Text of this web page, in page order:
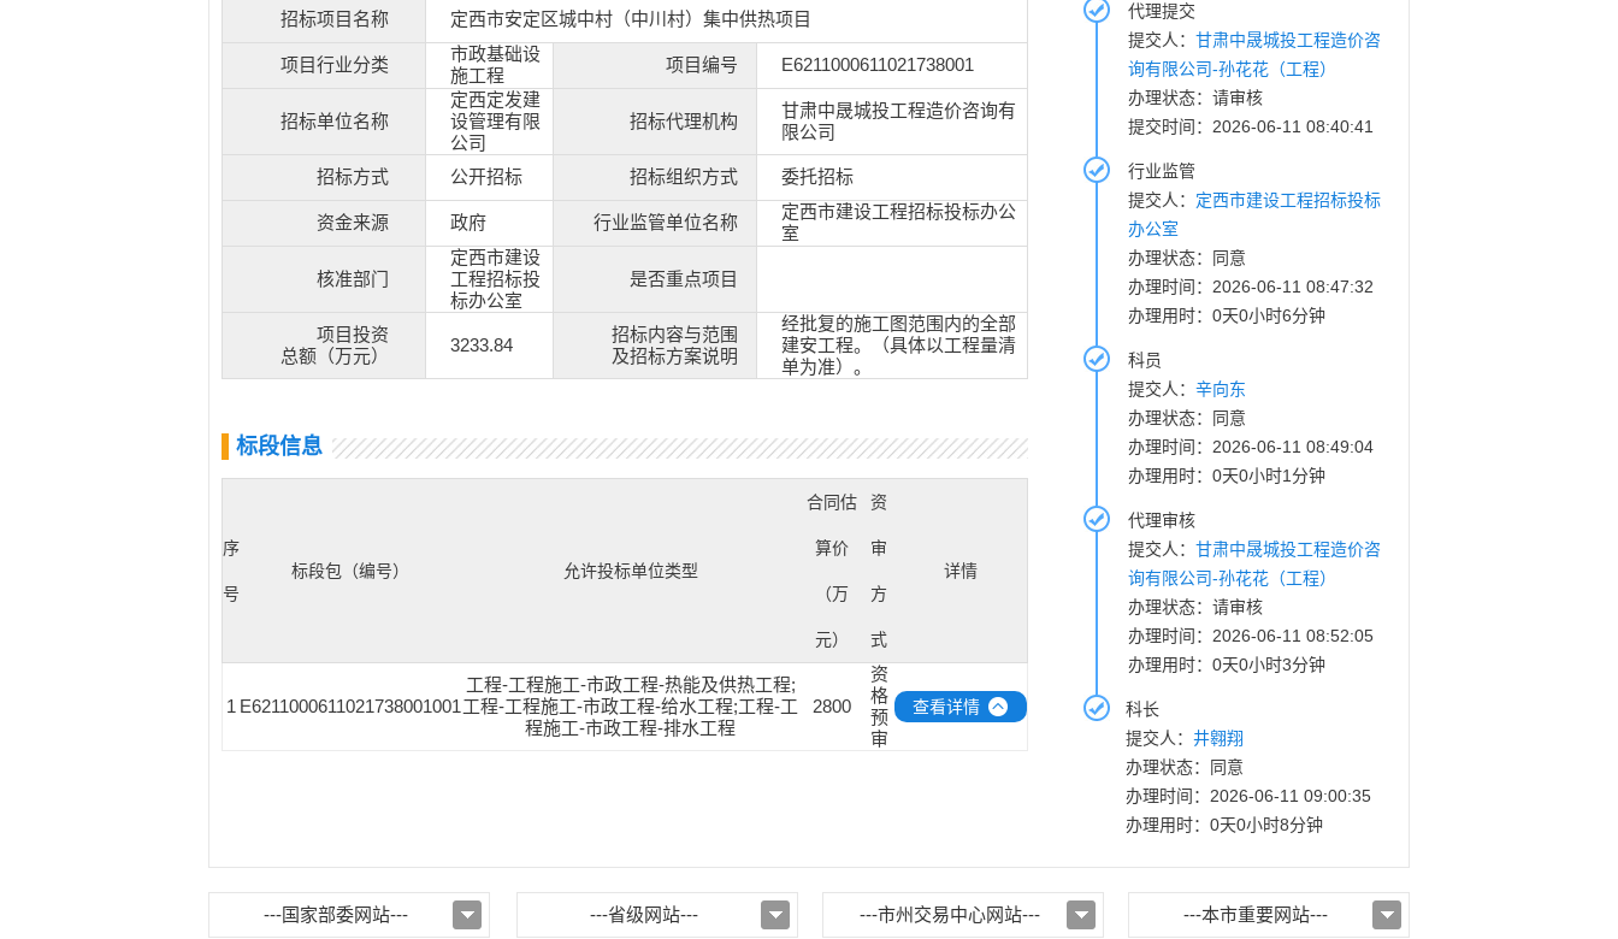
招标项目名称 定西市安定区城中村（中川村）集中供热项目
项目行业分类
市政基础设
施工程
项目编号 E6211000611021738001
招标单位名称
定西定发建
设管理有限
公司
招标代理机构
甘肃中晟城投工程造价咨询有
限公司
招标方式 公开招标 招标组织方式 委托招标
资金来源 政府 行业监管单位名称
定西市建设工程招标投标办公
室
核准部门
定西市建设
工程招标投
标办公室
是否重点项目
项目投资
总额（万元）
3233.84
招标内容与范围
及招标方案说明
经批复的施工图范围内的全部
建安工程。（具体以工程量清
单为准）。
标段信息
序
号
标段包（编号） 允许投标单位类型
合同估
算价
（万
元）
资
审
方
式
详情
1 E6211000611021738001001
工程-工程施工-市政工程-热能及供热工程;
工程-工程施工-市政工程-给水工程;工程-工
程施工-市政工程-排水工程
2800
资
格
预
审
查看详情
代理提交
提交人： 甘肃中晟城投工程造价咨
询有限公司-孙花花（工程）
办理状态：请审核
提交时间：2026-06-11 08:40:41
行业监管
提交人： 定西市建设工程招标投标
办公室
办理状态：同意
办理时间：2026-06-11 08:47:32
办理用时：0天0小时6分钟
科员
提交人： 辛向东
办理状态：同意
办理时间：2026-06-11 08:49:04
办理用时：0天0小时1分钟
代理审核
提交人： 甘肃中晟城投工程造价咨
询有限公司-孙花花（工程）
办理状态：请审核
办理时间：2026-06-11 08:52:05
办理用时：0天0小时3分钟
科长
提交人： 井翱翔
办理状态：同意
办理时间：2026-06-11 09:00:35
办理用时：0天0小时8分钟
---国家部委网站--- ---省级网站--- ---市州交易中心网站--- ---本市重要网站---